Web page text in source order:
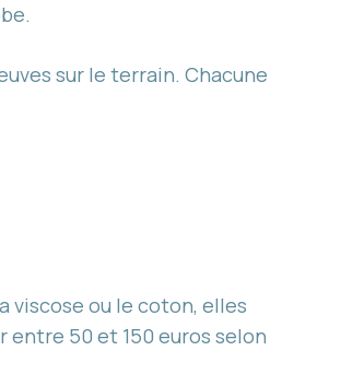
sur le terrain. Chacune
viscose ou le coton, elles
50 et 150 euros selon